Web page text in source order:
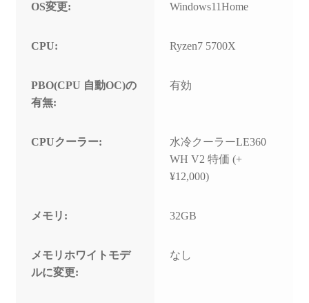
OS変更: Windows11Home
CPU: Ryzen7 5700X
PBO(CPU 自動OC)の
有無:
有効
CPUクーラー:
水冷クーラーLE360
WH V2 特価 (+
¥12,000)
メモリ: 32GB
メモリホワイトモデ
ルに変更:
なし